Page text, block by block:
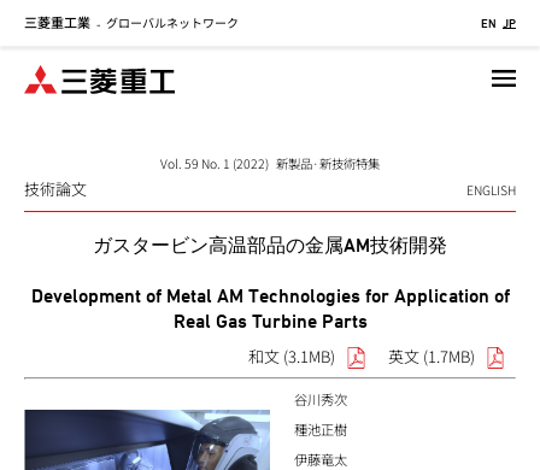
三菱重工業 - グローバルネットワーク EN JP
Vol. 59 No. 1 (2022) 新製品·新技術特集
技術論文 ENGLISH
ガスタービン高温部品の金属AM技術開発
Development of Metal AM Technologies for Application of
Real Gas Turbine Parts
和文 (3.1MB)
英文 (1.7MB)
谷川秀次
種池正樹
伊藤竜太